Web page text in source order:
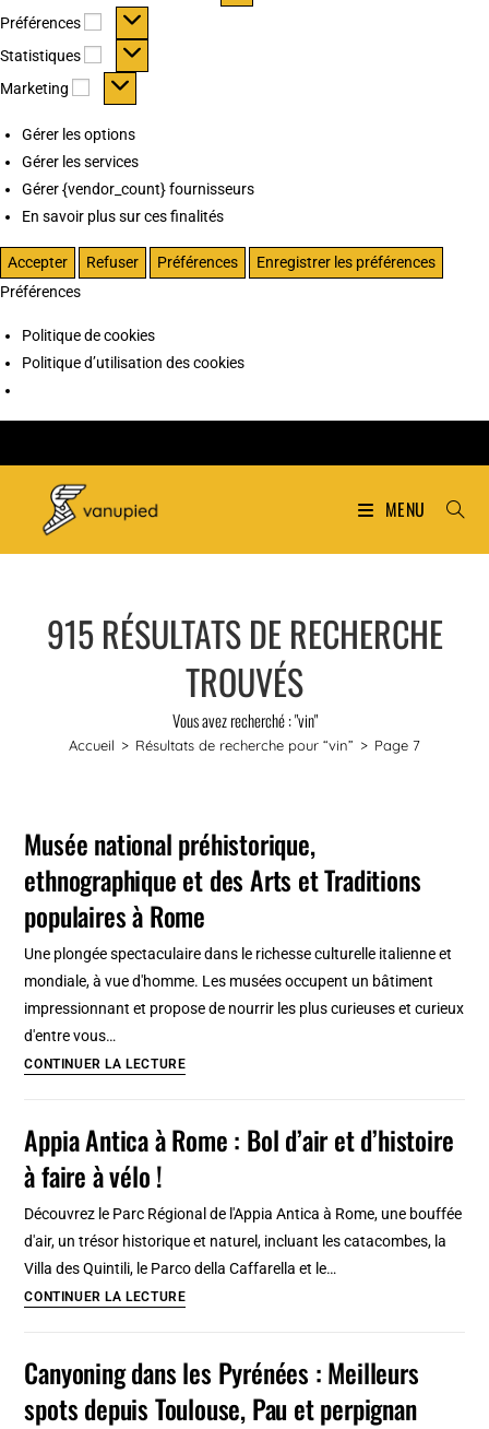
Préférences
Préférences
Statistiques Statistiques
Marketing Marketing
Gérer les options
Gérer les services
Gérer {vendor_count} fournisseurs
En savoir plus sur ces finalités
Accepter Refuser Préférences
Enregistrer les préférences
Préférences
Politique de cookies
Politique d’utilisation des cookies
MENU
915RÉSULTATS DE RECHERCHE
TROUVÉS
Vous avez recherché : "vin"
Accueil > Résultats de recherche pour “vin” > Page 7
Musée national préhistorique,
ethnographique et des Arts et Traditions
populaires à Rome
Une plongée spectaculaire dans le richesse culturelle italienne et
mondiale, à vue d'homme. Les musées occupent un bâtiment
impressionnant et propose de nourrir les plus curieuses et curieux
d'entre vous…
CONTINUER LA LECTUREMusée
ethnographique
populaires
Rome
Appia Antica à Rome : Bol d’air et d’histoire
à faire à vélo !
Découvrez le Parc Régional de l'Appia Antica à Rome, une bouffée
d'air, un trésor historique et naturel, incluant les catacombes, la
Villa des Quintili, le Parco della Caffarella et le…
CONTINUER LA LECTUREAppia
Rome
:
Canyoning dans les Pyrénées : Meilleurs
spots depuis Toulouse, Pau et perpignan